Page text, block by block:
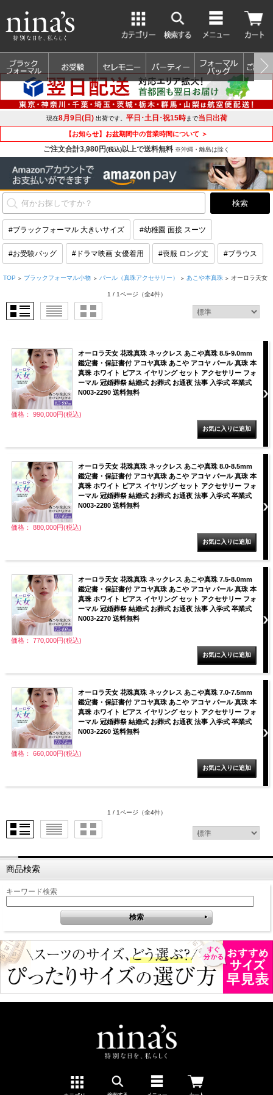
現在8月9日(日)出荷です。 平日･土日･祝15時まで当日出荷
【お知らせ】お盆期間中の営業時間について ＞
ご注文合計3,980円(税込)以上で送料無料 ※沖縄・離島は除く
#ブラックフォーマル 大きいサイズ #幼稚園 面接 スーツ
#お受験バッグ #ドラマ映画 女優着用 #喪服 ロング丈 #ブラウス
TOP > ブラックフォーマル小物 > パール（真珠アクセサリー） > あこや本真珠 > オーロラ天女
1 / 1ページ （全4件）
オーロラ天女 花珠真珠 ネックレス あこや真珠 8.5-9.0mm
鑑定書・保証書付 アコヤ真珠 あこや アコヤ パール 真珠 本
真珠 ホワイト ピアス イヤリング セット アクセサリー フォ
ーマル 冠婚葬祭 結婚式 お葬式 お通夜 法事 入学式 卒業式
N003-2290 送料無料
価格： 990,000円(税込)
オーロラ天女 花珠真珠 ネックレス あこや真珠 8.0-8.5mm
鑑定書・保証書付 アコヤ真珠 あこや アコヤ パール 真珠 本
真珠 ホワイト ピアス イヤリング セット アクセサリー フォ
ーマル 冠婚葬祭 結婚式 お葬式 お通夜 法事 入学式 卒業式
N003-2280 送料無料
価格： 880,000円(税込)
オーロラ天女 花珠真珠 ネックレス あこや真珠 7.5-8.0mm
鑑定書・保証書付 アコヤ真珠 あこや アコヤ パール 真珠 本
真珠 ホワイト ピアス イヤリング セット アクセサリー フォ
ーマル 冠婚葬祭 結婚式 お葬式 お通夜 法事 入学式 卒業式
N003-2270 送料無料
価格： 770,000円(税込)
オーロラ天女 花珠真珠 ネックレス あこや真珠 7.0-7.5mm
鑑定書・保証書付 アコヤ真珠 あこや アコヤ パール 真珠 本
真珠 ホワイト ピアス イヤリング セット アクセサリー フォ
ーマル 冠婚葬祭 結婚式 お葬式 お通夜 法事 入学式 卒業式
N003-2260 送料無料
価格： 660,000円(税込)
1 / 1ページ （全4件）
商品検索
キーワード検索